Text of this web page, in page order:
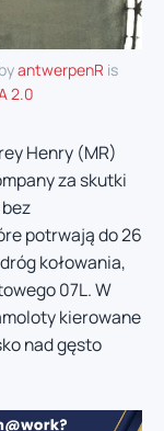
antwerpenR is
2.0
Henry (MR)
za skutki
potrwają do 26
kołowania,
07L. W
kierowane
nad gęsto